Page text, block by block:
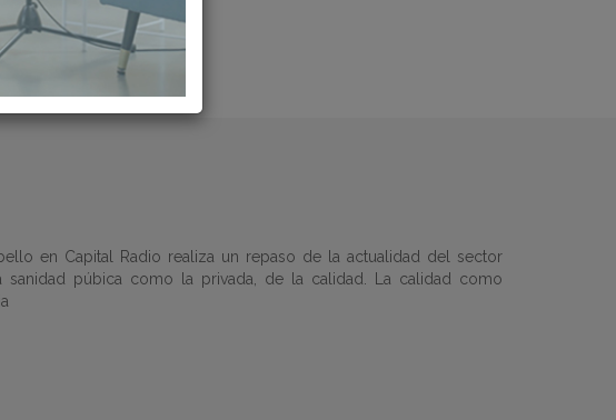
en Capital Radio realiza un repaso de la actualidad del sector
sanidad púbica como la privada, de la calidad. La calidad como